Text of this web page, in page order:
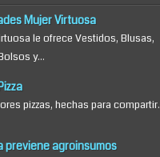
Mujer Virtuosa
le ofrece Vestidos, Blusas,
y...
pizzas, hechas para compartir.
previene agroinsumos